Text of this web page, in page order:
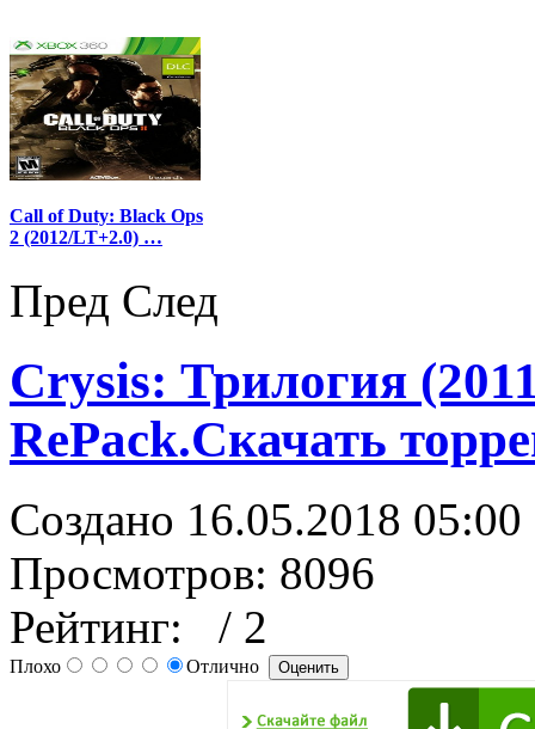
Call of Duty: Black Ops
2 (2012/LT+2.0) …
Пред След
Crysis: Трилогия
RePack.Скачать
Создано 16.05.2018 05:00
Просмотров: 8096
Рейтинг:
/ 2
Плохо Отлично